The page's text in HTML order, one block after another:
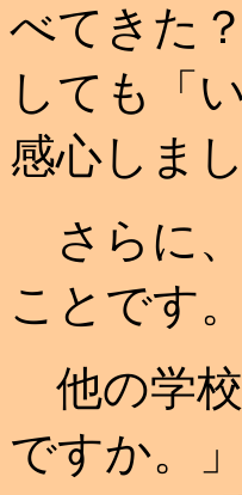
べてきた
しても「
感心しまし
さらに、
ことです。
他の学校
ですか。